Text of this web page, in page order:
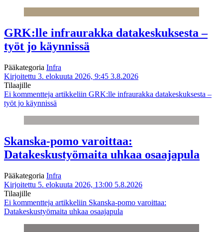
GRK:lle infraurakka datakeskuksesta –
työt jo käynnissä
Pääkategoria Infra
Kirjoitettu 3. elokuuta 2026, 9:45 3.8.2026
Tilaajille
Ei kommentteja artikkeliin GRK:lle infraurakka datakeskuksesta –
työt jo käynnissä
Skanska-pomo varoittaa:
Datakeskustyömaita uhkaa osaajapula
Pääkategoria Infra
Kirjoitettu 5. elokuuta 2026, 13:00 5.8.2026
Tilaajille
Ei kommentteja artikkeliin Skanska-pomo varoittaa:
Datakeskustyömaita uhkaa osaajapula